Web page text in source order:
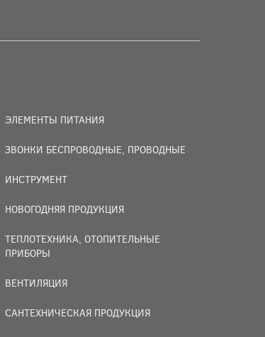
ЭЛЕМЕНТЫ ПИТАНИЯ
ЗВОНКИ БЕСПРОВОДНЫЕ, ПРОВОДНЫЕ
ИНСТРУМЕНТ
НОВОГОДНЯЯ ПРОДУКЦИЯ
ТЕПЛОТЕХНИКА, ОТОПИТЕЛЬНЫЕ
ПРИБОРЫ
ВЕНТИЛЯЦИЯ
САНТЕХНИЧЕСКАЯ ПРОДУКЦИЯ